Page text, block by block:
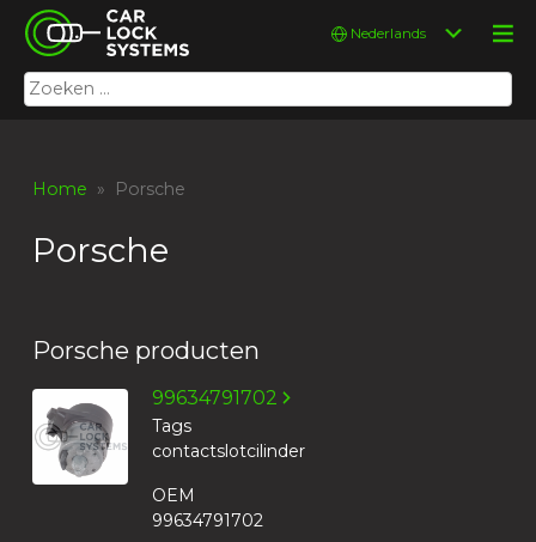
Skip
content
Car Lock Systems
Car Lock Systems
Zoeken
naar:
Kies
taal
Home » Porsche
Porsche
Porsche producten
99634791702
Tags
contactslotcilinder
OEM
99634791702